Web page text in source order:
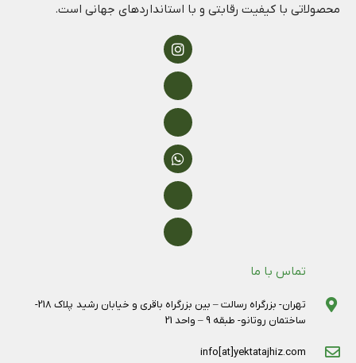
محصولاتی با کیفیت رقابتی و با استانداردهای جهانی است.
تماس با ما
تهران- بزرگراه رسالت – بین بزرگراه باقری و خیابان رشید پلاک 218-
ساختمان روتانو- طبقه 9 – واحد 21
info[at]yektatajhiz.com